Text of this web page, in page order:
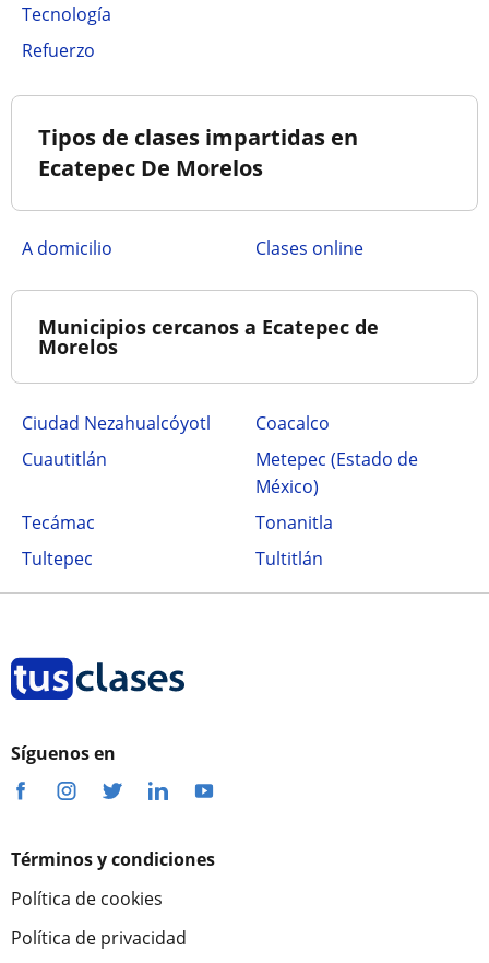
Tecnología
Refuerzo
Tipos de clases impartidas en
Ecatepec De Morelos
a domicilio clases online
Municipios cercanos a Ecatepec de
Morelos
Ciudad Nezahualcóyotl
Coacalco
Cuautitlán
Metepec (Estado de
México)
Tecámac
Tonanitla
Tultepec
Tultitlán
Síguenos en
Términos y condiciones
Política de cookies
Política de privacidad